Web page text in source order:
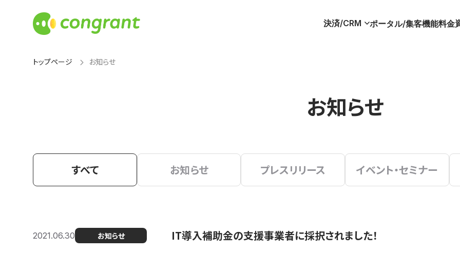
決済/CRM ポータル/集客機能料金
トップページ お知らせ
お知らせ
すべて お知らせ プレスリリース イベント・セミナー
2021.06.30 お知らせ IT導入補助金の支援事業者に採択されました！